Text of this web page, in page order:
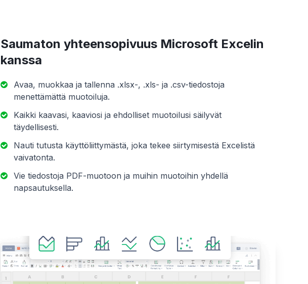
Saumaton yhteensopivuus Microsoft Excelin
kanssa
Avaa, muokkaa ja tallenna .xlsx-, .xls- ja .csv-tiedostoja
menettämättä muotoiluja.
Kaikki kaavasi, kaaviosi ja ehdolliset muotoilusi säilyvät
täydellisesti.
Nauti tutusta käyttöliittymästä, joka tekee siirtymisestä Excelistä
vaivatonta.
Vie tiedostoja PDF-muotoon ja muihin muotoihin yhdellä
napsautuksella.